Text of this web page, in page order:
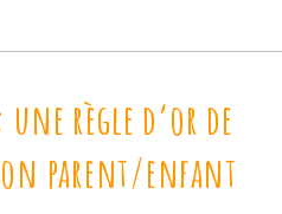
une règle d’or de
parent/enfant